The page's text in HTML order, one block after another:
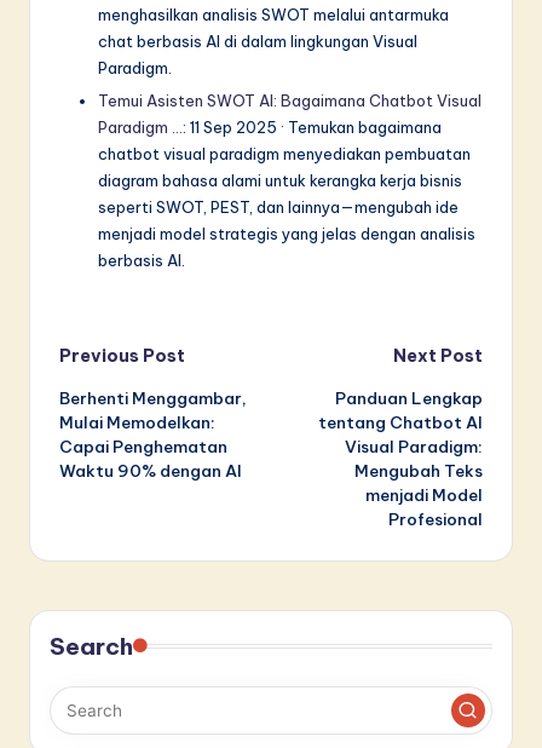
menghasilkan analisis SWOT melalui antarmuka
chat berbasis AI di dalam lingkungan Visual
Paradigm.
Temui Asisten SWOT AI: Bagaimana Chatbot Visual
Paradigm …: 11 Sep 2025 · Temukan bagaimana
chatbot visual paradigm menyediakan pembuatan
diagram bahasa alami untuk kerangka kerja bisnis
seperti SWOT, PEST, dan lainnya—mengubah ide
menjadi model strategis yang jelas dengan analisis
berbasis AI.
Post
navigation
Previous Post
Berhenti Menggambar,
Mulai Memodelkan:
Capai Penghematan
Waktu 90% dengan AI
Next Post
Panduan Lengkap
tentang Chatbot AI
Visual Paradigm:
Mengubah Teks
menjadi Model
Profesional
Search